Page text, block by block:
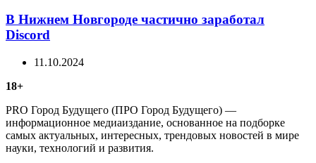
В Нижнем Новгороде частично заработал
Discord
11.10.2024
18+
PRO Город Будущего (ПРО Город Будущего) —
информационное медиаиздание, основанное на подборке
самых актуальных, интересных, трендовых новостей в мире
науки, технологий и развития.